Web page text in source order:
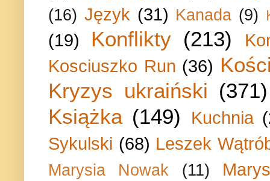
(16) Język (31) Kanada (9)
(19) Konflikty (213)
Kosciuszko Run (36)
Kryzys ukraiński (371)
Książka (149) Kuchnia
Sykulski (68) Leszek
Marysia Nowak (11)